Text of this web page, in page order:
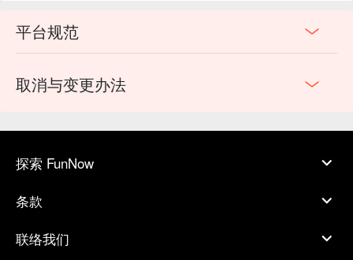
平台规范
取消与变更办法
探索 FunNow
条款
联络我们